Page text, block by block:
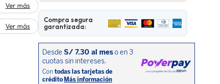
Ver más
Ver más
Compra segura
garantizada: